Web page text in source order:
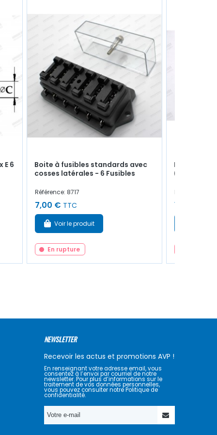
E 6
Boite à fusibles standards avec
cosses latérales - 6 Fusibles
Référence: 8717
7,00 € TTC
Voir le produit
En rupture
Durite de
(Longueur
Référence:
17,00 €
NEWSLETTER
Recevoir les actus et promotions AVP !
En renseignant votre adresse email, vous
consentez à l’envoi par courriel de notre
newsletter. Pour plus d’informations sur le
traitement de vos données personnelles,
vous pouvez consulter notre Politique de
confidentialité.